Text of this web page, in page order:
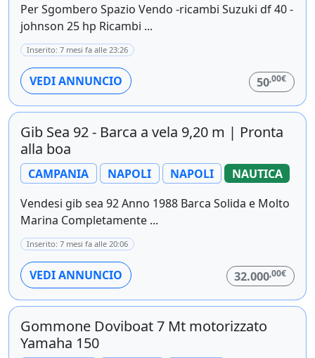
Per Sgombero Spazio Vendo -ricambi Suzuki df 40 -
johnson 25 hp Ricambi ...
Inserito: 7 mesi fa alle 23:26
VEDI ANNUNCIO 50,00€
Gib Sea 92 - Barca a vela 9,20 m | Pronta
alla boa
CAMPANIA NAPOLI NAPOLI
NAUTICA
Vendesi gib sea 92 Anno 1988 Barca Solida e Molto
Marina Completamente ...
Inserito: 7 mesi fa alle 20:06
VEDI ANNUNCIO 32.000,00€
Gommone Doviboat 7 Mt motorizzato
Yamaha 150